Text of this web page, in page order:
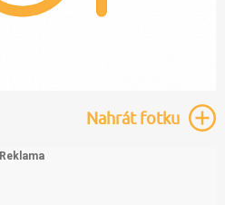
Nahrátfotku